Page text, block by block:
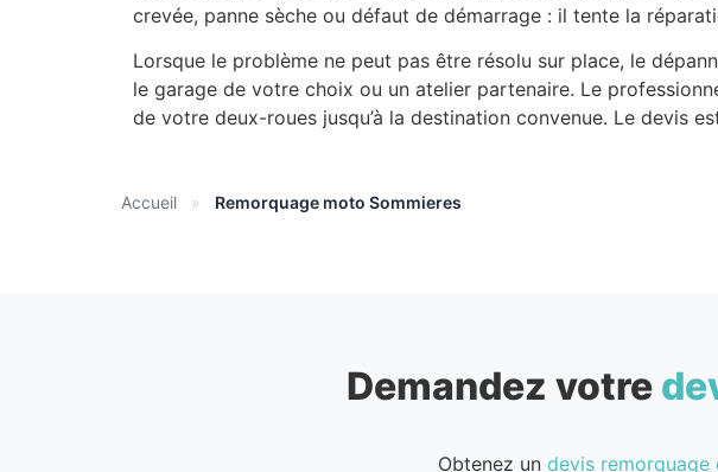
crevée, panne sèche ou défaut de démarrage : il tente la
Lorsque le problème ne peut pas être résolu sur place, le
le garage de votre choix ou un atelier partenaire. Le
de votre deux-roues jusqu’à la destination convenue. Le devis
Accueil » Remorquage moto Sommieres
Demandez votre
Obtenez un devis remorquage